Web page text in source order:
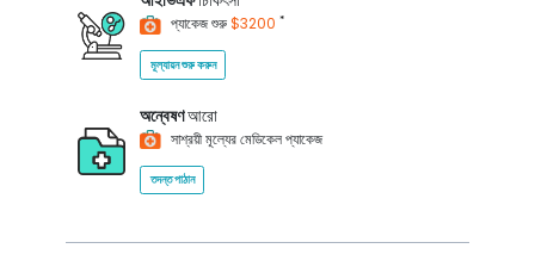
প্যাকেজ শুরু$3200 *
মূল্যায়ন শুরু করুন
অন্বেষণআরো
সাশ্রয়ী মূল্যের মেডিকেল প্যাকেজ
তদন্ত পাঠান